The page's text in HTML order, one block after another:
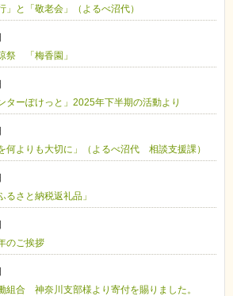
」と「敬老会」（よるべ沼代）
祭 「梅香園」
ターぽけっと」2025年下半期の活動より
何よりも大切に」（よるべ沼代 相談支援課）
るさと納税返礼品」
のご挨拶
組合 神奈川支部様より寄付を賜りました。